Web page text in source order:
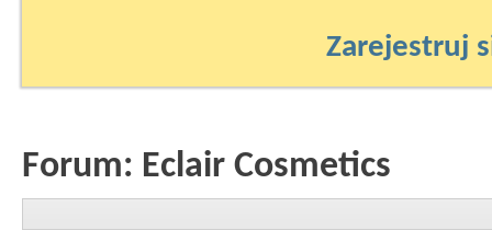
Zarejestruj
Forum: Eclair Cosmetics